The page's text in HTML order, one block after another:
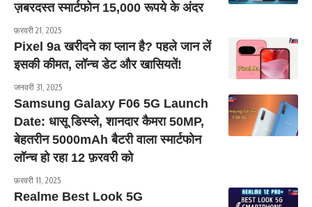
ज़बरदस्त स्मार्टफोन 15,000 रूपये के अंदर
फ़रवरी 21, 2025
Pixel 9a खरीदने का प्लान है? पहले जान लें
इसकी कीमत, लॉन्च डेट और खासियतें!
जनवरी 31, 2025
Samsung Galaxy F06 5G Launch
Date: धासू डिस्प्ले, शानदार कैमरा 50MP,
बेहतरीन 5000mAh बैटरी वाला स्मार्टफोन
लॉन्च हो रहा 12 फ़रवरी को
फ़रवरी 11, 2025
Realme Best Look 5G